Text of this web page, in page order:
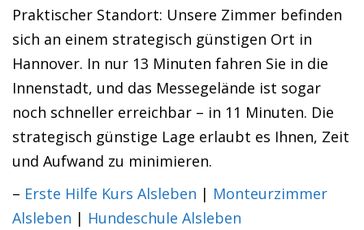
Praktischer Standort: Unsere Zimmer befinden
sich an einem strategisch günstigen Ort in
Hannover. In nur 13 Minuten fahren Sie in die
Innenstadt, und das Messegelände ist sogar
noch schneller erreichbar – in 11 Minuten. Die
strategisch günstige Lage erlaubt es Ihnen, Zeit
und Aufwand zu minimieren.
– Erste Hilfe Kurs Alsleben | Monteurzimmer
Alsleben | Hundeschule Alsleben